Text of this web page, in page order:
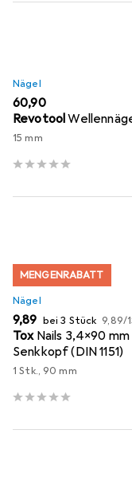
Nägel
EUR
60,90
Revotool
15 mm
MENGENRABATT
Nägel
EUR
9,89 bei 3 Stück EUR
9,89/
Tox Nails 3,4x90
Senkkopf (DIN 1151)
1 Stk., 90 mm